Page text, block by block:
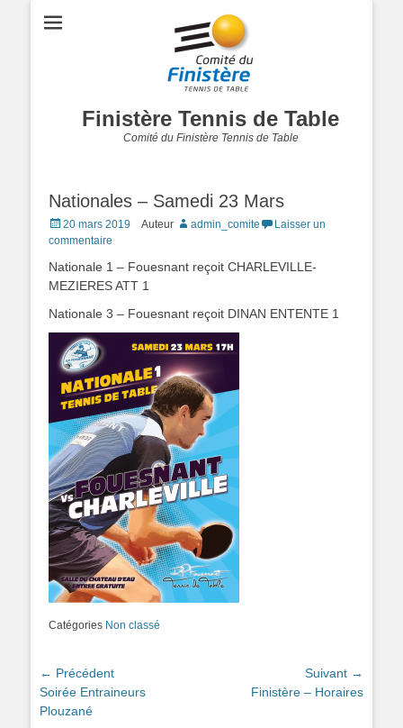
Finistère Tennis de Table
Comité du Finistère Tennis de Table
Nationales – Samedi 23 Mars
Posted
on
20 mars 2019 Auteur admin_comite
Laisser un
commentaire
Nationale 1 – Fouesnant reçoit CHARLEVILLE-
MEZIERES ATT 1
Nationale 3 – Fouesnant reçoit DINAN ENTENTE 1
Catégories Non classé
Navigation
de
l’article
← Précédent
Article
précédent :
Soirée Entraineurs
Plouzané
Suivant →
Finistère – Horaires